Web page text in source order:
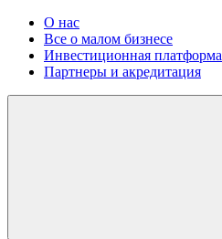
О нас
Все о малом бизнесе
Инвестиционная платформа
Партнеры и акредитация